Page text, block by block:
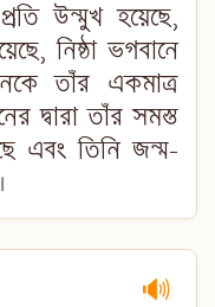
উন্মুখ হয়েছে,
নিষ্ঠা ভগবানে
তাঁর একমাত্র
দ্বারা তাঁর সমস্ত
এবং তিনি জন্ম-
🔊